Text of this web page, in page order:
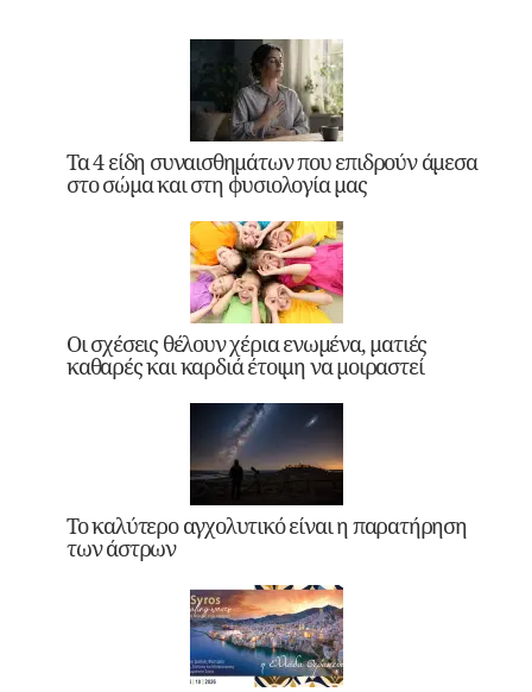
Τα 4 είδη συναισθημάτων που επιδρούν άμεσα
στο σώμα και στη φυσιολογία μας
Οι σχέσεις θέλουν χέρια ενωμένα, ματιές
καθαρές και καρδιά έτοιμη να μοιραστεί
Το καλύτερο αγχολυτικό είναι η παρατήρηση
των άστρων